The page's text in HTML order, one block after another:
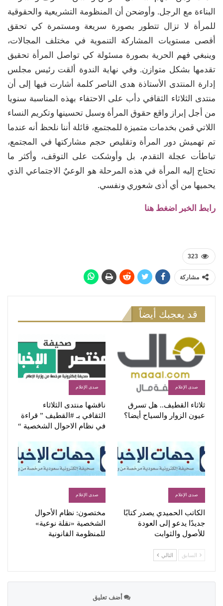
البناءة مع الرجل. وأوضحن أن المنظومة التشريعية والحقوقية
للمرأة لا تزال تتطور بصورة سريعة ومستمرة كي تحقق
أقصى مستويات المشاركة التنموية في مختلف المجالات،
وينبغي فهم الحرية بصورة مسئولة كي تواصل المرأة تحقيق
تقدمها بشكل متوازن. وفي نهاية الندوة ألقت رئيس مجلس
إدارة المنتدى الأستاذة هدى الناصر كلمة أشارت فيها إلى أن
منتدى الثلاثاء الثقافي دأب على الاحتفاء بهذه المناسبة سنويا
من أجل إبراز واقع حقوق المرأة وسبل تحسينها وتكريم النساء
اللاتي قمن بخدمات متميزة للمجتمع، قائلة أننا نلحظ أنه عندما
تم تهميش دور المرأة وتقليص حجم مشاركتها في المجتمع،
تباطأت عجلة التقدم، بل وأوشكت على التوقف، وأكثر ما
تحتاج إليه المرأة في هذه المرحلة هو الوعيٌ الاجتماعي الذي
يحميها من أي أذى شعوري ونفسي.
رابط الخبر اضغط هنا
323
مشاركة
قد يعجبك أيضاً
صدى الإعلام
ثلاثاء القطيف.. هل تسرق
عيون الزوار والسياح أيضا؟
صدى الإعلام
ناقشها منتدى الثلاثاء
الثقافي بـ #القطيف ” قراءة
في نظام الاحوال الشخصية “
صدى الإعلام
الكاتب الحميدي يصدر كتابًا
جديدًا يدعو إلى العودة
للأصول والثوابت
صدى الإعلام
مختصون: نظام الأحوال
الشخصية «نقلة نوعية»
للمنظومة القانونية
السابق التالي
أضف تعليق